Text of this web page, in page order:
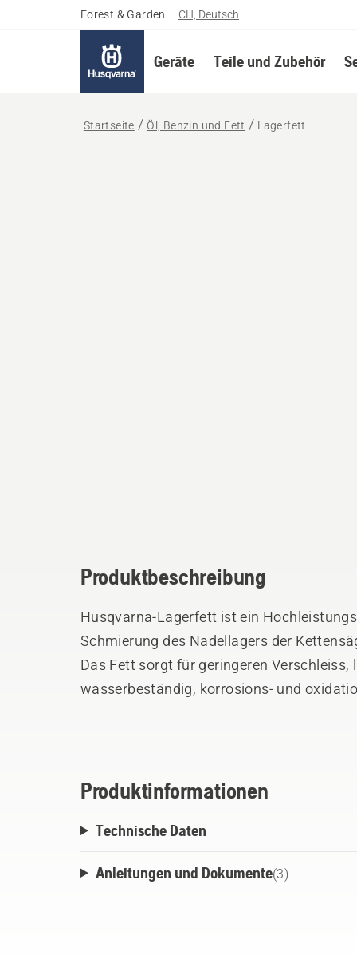
Forest & Garden – CH, Deutsch
Geräte Teile und Zubehör
Startseite Öl, Benzin und Fett Lagerfett
Produktbeschreibung
Husqvarna-Lagerfett ist ein
Schmierung des Nadellagers der
Das Fett sorgt für geringeren
wasserbeständig, korrosions- und
Produktinformationen
Technische Daten
Anleitungen und Dokumente(3)